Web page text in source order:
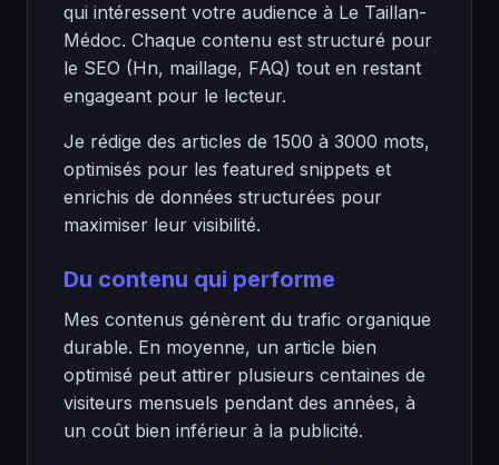
qui intéressent votre audience à Le Taillan-
Médoc. Chaque contenu est structuré pour
le SEO (Hn, maillage, FAQ) tout en restant
engageant pour le lecteur.
Je rédige des articles de 1500 à 3000 mots,
optimisés pour les featured snippets et
enrichis de données structurées pour
maximiser leur visibilité.
Du contenu qui performe
Mes contenus génèrent du trafic organique
durable. En moyenne, un article bien
optimisé peut attirer plusieurs centaines de
visiteurs mensuels pendant des années, à
un coût bien inférieur à la publicité.